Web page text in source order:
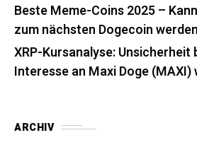
Beste Meme-Coins 2025 –
zum nächsten Dogecoin
XRP-Kursanalyse: Unsicherheit
Interesse an Maxi Doge (MAXI)
ARCHIV